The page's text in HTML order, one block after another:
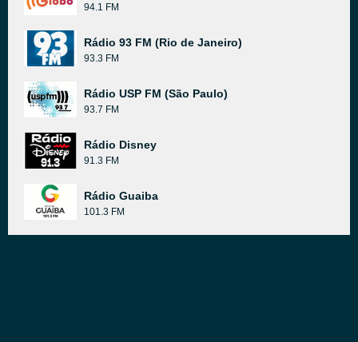
94.1 FM
Rádio 93 FM (Rio de Janeiro)
93.3 FM
Rádio USP FM (São Paulo)
93.7 FM
Rádio Disney
91.3 FM
Rádio Guaiba
101.3 FM